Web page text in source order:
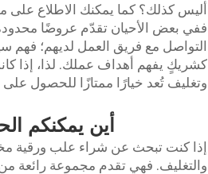
أليس كذلك؟ كما يمكنك الاطلاع على
ففي بعض الأحيان تقدّم عروضًا محدودة
التواصل مع فريق العمل لديهم؛ فهم
كشريكٍ يفهم أهداف عملك. لذا، إذا
وتغليف تُعد خيارًا ممتازًا للحصول
أين يمكنكم
إذا كنت تبحث عن شراء علب ورقية
والتغليف. فهي تقدم مجموعة رائعة